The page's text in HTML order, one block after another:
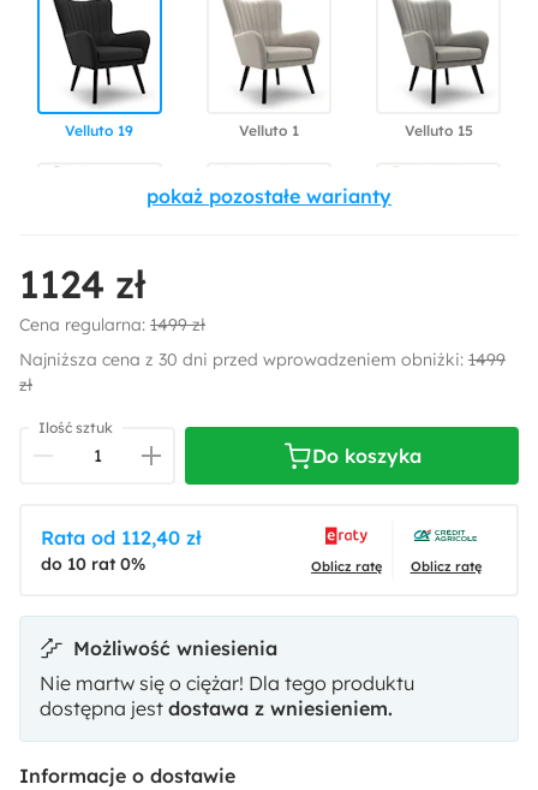
Velluto 19 Velluto 1 Velluto 15
Velluto 27
1124 zł
Cena regularna: 1499 zł
Najniższa cena z 30 dni przed wprowadzeniem obniżki: 1499
zł
Ilość sztuk
Do koszyka
Rata od 112,40 zł
do 10 rat 0% Oblicz ratę Oblicz ratę
Możliwość wniesienia
Nie martw się o ciężar! Dla tego produktu
dostępna jest dostawa z wniesieniem.
Informacje o dostawie